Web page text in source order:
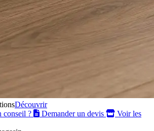
Découvrir
conseil ?
Demander un devis
Voir les